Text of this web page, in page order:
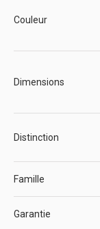
Couleur
Dimensions
Distinction
Famille
Garantie